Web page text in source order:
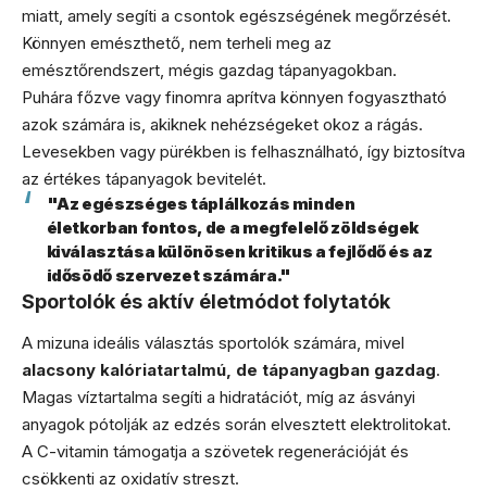
miatt, amely segíti a csontok egészségének megőrzését.
Könnyen emészthető, nem terheli meg az
emésztőrendszert, mégis gazdag tápanyagokban.
Puhára főzve vagy finomra aprítva könnyen fogyasztható
azok számára is, akiknek nehézségeket okoz a rágás.
Levesekben vagy pürékben is felhasználható, így biztosítva
az értékes tápanyagok bevitelét.
"Az egészséges táplálkozás minden
életkorban fontos, de a megfelelő zöldségek
kiválasztása különösen kritikus a fejlődő és az
idősödő szervezet számára."
Sportolók és aktív életmódot folytatók
A mizuna ideális választás sportolók számára, mivel
alacsony kalóriatartalmú, de tápanyagban gazdag.
Magas víztartalma segíti a hidratációt, míg az ásványi
anyagok pótolják az edzés során elvesztett elektrolitokat.
A C-vitamin támogatja a szövetek regenerációját és
csökkenti az oxidatív streszt.